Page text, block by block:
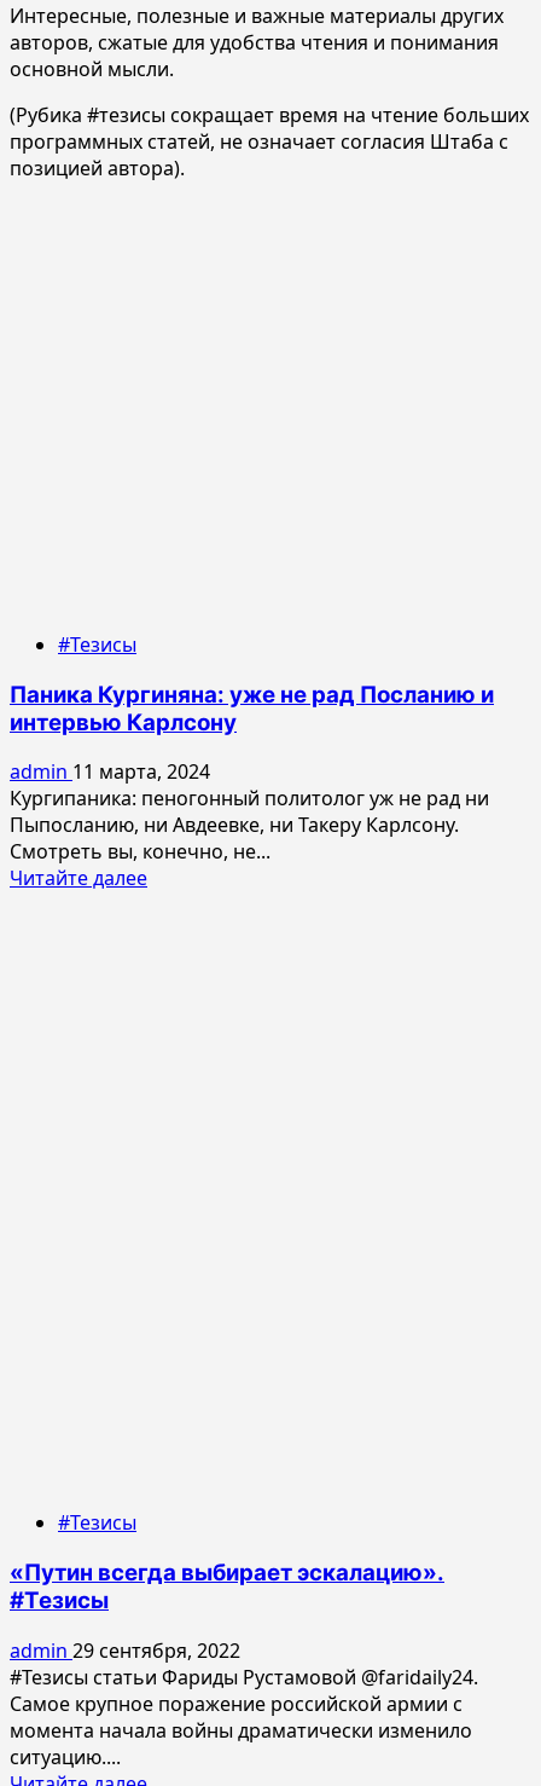
Интересные, полезные и важные материалы других
авторов, сжатые для удобства чтения и понимания
основной мысли.
(Рубика #тезисы сокращает время на чтение больших
программных статей, не означает согласия Штаба с
позицией автора).
#Тезисы
Паника Кургиняна: уже не рад Посланию и
интервью Карлсону
admin 11 марта, 2024
Кургипаника: пеногонный политолог уж не рад ни
Пыпосланию, ни Авдеевке, ни Такеру Карлсону.
Смотреть вы, конечно, не...
Читайте далееПрочитать
#Тезисы
«Путин всегда выбирает эскалацию».
#Тезисы
admin 29 сентября, 2022
#Тезисы статьи Фариды Рустамовой @faridaily24.
Самое крупное поражение российской армии с
момента начала войны драматически изменило
ситуацию....